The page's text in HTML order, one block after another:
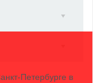
Петербурге в